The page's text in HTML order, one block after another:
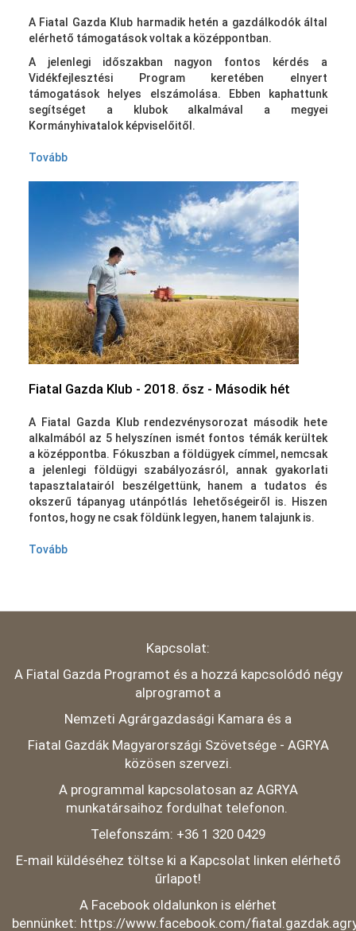
A Fiatal Gazda Klub harmadik hetén a gazdálkodók által
elérhető támogatások voltak a középpontban.
A jelenlegi időszakban nagyon fontos kérdés a
Vidékfejlesztési Program keretében elnyert
támogatások helyes elszámolása. Ebben kaphattunk
segítséget a klubok alkalmával a megyei
Kormányhivatalok képviselőitől.
Tovább
Fiatal Gazda Klub - 2018. ősz - Második hét
A Fiatal Gazda Klub rendezvénysorozat második hete
alkalmából az 5 helyszínen ismét fontos témák kerültek
a középpontba. Fókuszban a földügyek címmel, nemcsak
a jelenlegi földügyi szabályozásról, annak gyakorlati
tapasztalatairól beszélgettünk, hanem a tudatos és
okszerű tápanyag utánpótlás lehetőségeiről is. Hiszen
fontos, hogy ne csak földünk legyen, hanem talajunk is.
Tovább
Kapcsolat:
A Fiatal Gazda Programot és a hozzá kapcsolódó négy
alprogramot a
Nemzeti Agrárgazdasági Kamara és a
Fiatal Gazdák Magyarországi Szövetsége - AGRYA
közösen szervezi.
A programmal kapcsolatosan az AGRYA
munkatársaihoz fordulhat telefonon.
Telefonszám: +36 1 320 0429
E-mail küldéséhez töltse ki a Kapcsolat linken elérhető
űrlapot!
A Facebook oldalunkon is elérhet
bennünket: https://www.facebook.com/